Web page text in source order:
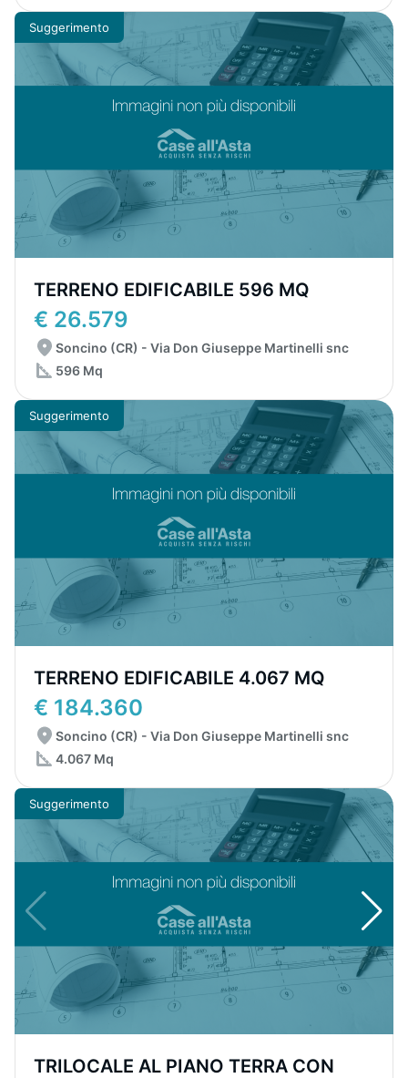
Suggerimento
TERRENO EDIFICABILE 596 MQ
€ 26.579
Soncino (CR) - Via Don Giuseppe Martinelli snc
596 Mq
Suggerimento
TERRENO EDIFICABILE 4.067 MQ
€ 184.360
Soncino (CR) - Via Don Giuseppe Martinelli snc
4.067 Mq
Suggerimento
TRILOCALE AL PIANO TERRA CON